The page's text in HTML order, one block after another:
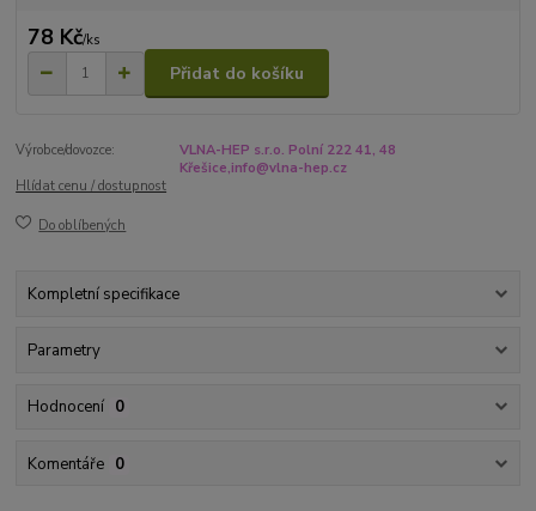
78 Kč/ks
Přidat do košíku
Výrobce/dovozce:
VLNA-HEP s.r.o. Polní 222 41, 48
Křešice,info@vlna-hep.cz
Hlídat cenu / dostupnost
Do oblíbených
Kompletní specifikace
Parametry
Hodnocení 0
Komentáře 0